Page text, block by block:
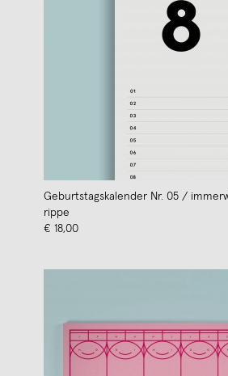
Geburtstagskalender Nr. 05 /
rippe
€ 18,00